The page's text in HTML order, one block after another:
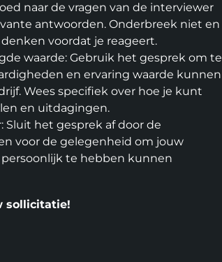
naar de vragen van de interviewer
antwoorden. Onderbreek niet en
voordat je reageert.
waarde: Gebruik het gesprek om te
en ervaring waarde kunnen
Wees specifiek over hoe je kunt
en uitdagingen.
Sluit het gesprek af door de
voor de gelegenheid om jouw
te hebben kunnen
sollicitatie!